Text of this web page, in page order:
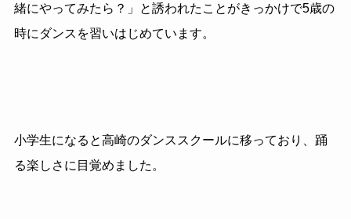
緒にやってみたら？」と誘われたことがきっかけで5歳の
時にダンスを習いはじめています。
小学生になると高崎のダンススクールに移っており、踊
る楽しさに目覚めました。